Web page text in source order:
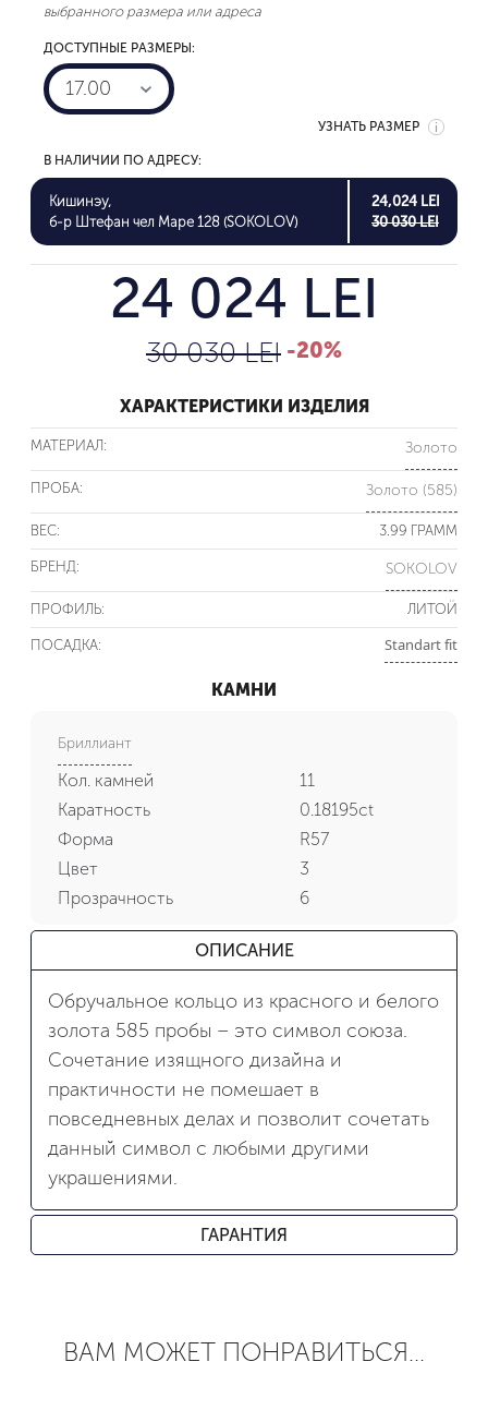
выбранного размера или адреса
ДОСТУПНЫЕ РАЗМЕРЫ:
17.00
УЗНАТЬ РАЗМЕР
В НАЛИЧИИ ПО АДРЕСУ:
Кишинэу,
б-р Штефан чел Маре 128 (SOKOLOV)
24,024 LEI
30 030 LEI
24 024 LEI
30 030 LEI -20%
ХАРАКТЕРИСТИКИ ИЗДЕЛИЯ
МАТЕРИАЛ: Золото
ПРОБА: Золото (585)
ВЕС: 3.99 ГРАММ
БРЕНД: SOKOLOV
ПРОФИЛЬ: ЛИТОЙ
ПОСАДКА: Standart fit
КАМНИ
Бриллиант
Кол. камней
11
Каратность
0.18195ct
Форма
R57
Цвет
3
Прозрачность
6
ОПИСАНИЕ
Обручальное кольцо из красного и белого
золота 585 пробы – это символ союза.
Сочетание изящного дизайна и
практичности не помешает в
повседневных делах и позволит сочетать
данный символ с любыми другими
украшениями.
ГАРАНТИЯ
ВАМ МОЖЕТ ПОНРАВИТЬСЯ...